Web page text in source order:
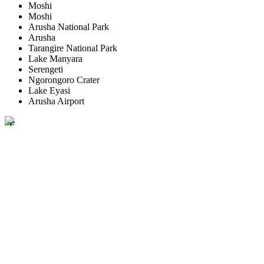
Moshi
Moshi
Arusha National Park
Arusha
Tarangire National Park
Lake Manyara
Serengeti
Ngorongoro Crater
Lake Eyasi
Arusha Airport